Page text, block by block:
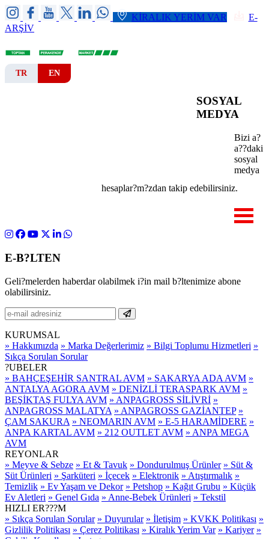
KİRALIK YERİM VAR
E-
ARŞİV
TR EN
SOSYAL
MEDYA
Bizi a?
a??daki
sosyal
medya
hesaplar?m?zdan takip edebilirsiniz.
E-B?LTEN
Geli?melerden haberdar olabilmek i?in mail b?ltenimize abone
olabilirsiniz.
KURUMSAL
» Hakkımızda » Marka Değerlerimiz » Bilgi Toplumu Hizmetleri »
Sıkça Sorulan Sorular
?UBELER
» BAHÇEŞEHİR SANTRAL AVM » SAKARYA ADA AVM »
ANTALYA AGORA AVM » DENİZLİ TERASPARK AVM »
BEŞİKTAŞ FULYA AVM » ANPAGROSS SİLİVRİ »
ANPAGROSS MALATYA » ANPAGROSS GAZİANTEP »
ÇAM SAKURA » NEOMARIN AVM » E-5 HARAMİDERE »
ANPA KARTAL AVM » 212 OUTLET AVM » ANPA MEGA
AVM
REYONLAR
» Meyve & Sebze » Et & Tavuk » Dondurulmuş Ürünler » Süt &
Süt Ürünleri » Şarküteri » İçecek » Elektronik » Atıştırmalık »
Temizlik » Ev Yaşam ve Dekor » Petshop » Kağıt Grubu » Küçük
Ev Aletleri » Genel Gıda » Anne-Bebek Ürünleri » Tekstil
HIZLI ER???M
» Sıkça Sorulan Sorular » Duyurular » İletişim » KVKK Politikası »
Gizlilik Politikası » Çerez Politikası » Kiralık Yerim Var » Kariyer »